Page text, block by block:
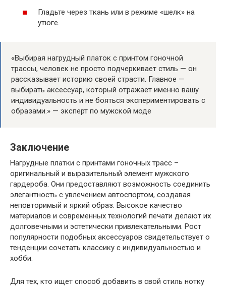
Гладьте через ткань или в режиме «шелк» на
утюге.
«Выбирая нагрудный платок с принтом гоночной
трассы, человек не просто подчеркивает стиль — он
рассказывает историю своей страсти. Главное —
выбирать аксессуар, который отражает именно вашу
индивидуальность и не бояться экспериментировать с
образами.» — эксперт по мужской моде
Заключение
Нагрудные платки с принтами гоночных трасс –
оригинальный и выразительный элемент мужского
гардероба. Они предоставляют возможность соединить
элегантность с увлечением автоспортом, создавая
неповторимый и яркий образ. Высокое качество
материалов и современных технологий печати делают их
долговечными и эстетически привлекательными. Рост
популярности подобных аксессуаров свидетельствует о
тенденции сочетать классику с индивидуальностью и
хобби.
Для тех, кто ищет способ добавить в свой стиль нотку